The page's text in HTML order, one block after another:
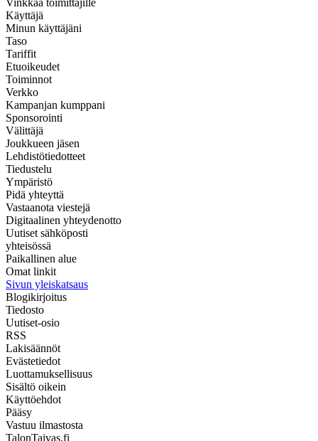
Vinkkaa toimittajille
Käyttäjä
Minun käyttäjäni
Taso
Tariffit
Etuoikeudet
Toiminnot
Verkko
Kampanjan kumppani
Sponsorointi
Välittäjä
Joukkueen jäsen
Lehdistötiedotteet
Tiedustelu
Ympäristö
Pidä yhteyttä
Vastaanota viestejä
Digitaalinen yhteydenotto
Uutiset sähköposti
yhteisössä
Paikallinen alue
Omat linkit
Sivun yleiskatsaus
Blogikirjoitus
Tiedosto
Uutiset-osio
RSS
Lakisäännöt
Evästetiedot
Luottamuksellisuus
Sisältö oikein
Käyttöehdot
Pääsy
Vastuu ilmastosta
TalonTaivas.fi